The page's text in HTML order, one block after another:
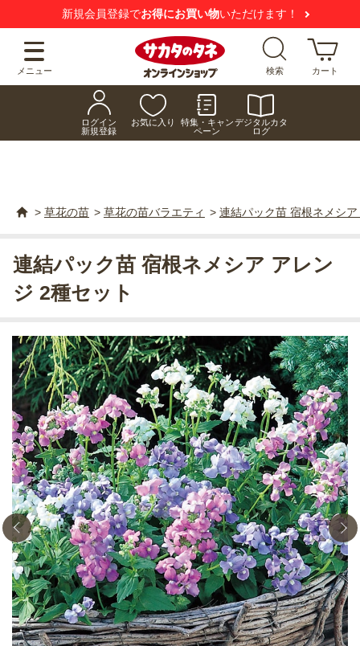
新規会員登録でお得にお買い物いただけます！
メニュー 検索 カート
ログイン
新規登録
お気に入り
特集・キャン
ペーン
デジタルカタ
ログ
> 草花の苗 > 草花の苗バラエティ > 連結パック苗 宿根ネメシ
連結パック苗 宿根ネメシア アレン
ジ 2種セット